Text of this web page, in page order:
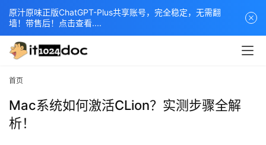
首页
Mac系统如何激活CLion？实测步骤全解
析！
原汁原味正版ChatGPT-Plus共享账号，完全稳定，无需翻
墙！带售后！点击查看....